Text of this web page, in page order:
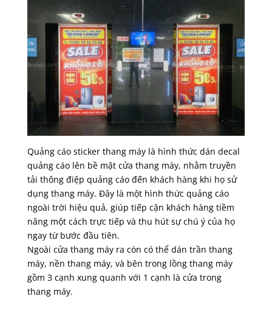
Quảng cáo sticker thang máy là hình thức dán decal
quảng cáo lên bề mặt cửa thang máy, nhằm truyền
tải thông điệp quảng cáo đến khách hàng khi họ sử
dụng thang máy. Đây là một hình thức quảng cáo
ngoài trời hiệu quả, giúp tiếp cận khách hàng tiềm
năng một cách trực tiếp và thu hút sự chú ý của họ
ngay từ bước đầu tiên.
Ngoài cửa thang máy ra còn có thể dán trần thang
máy, nền thang máy, và bên trong lồng thang máy
gồm 3 cạnh xung quanh với 1 cạnh là cửa trong
thang máy.